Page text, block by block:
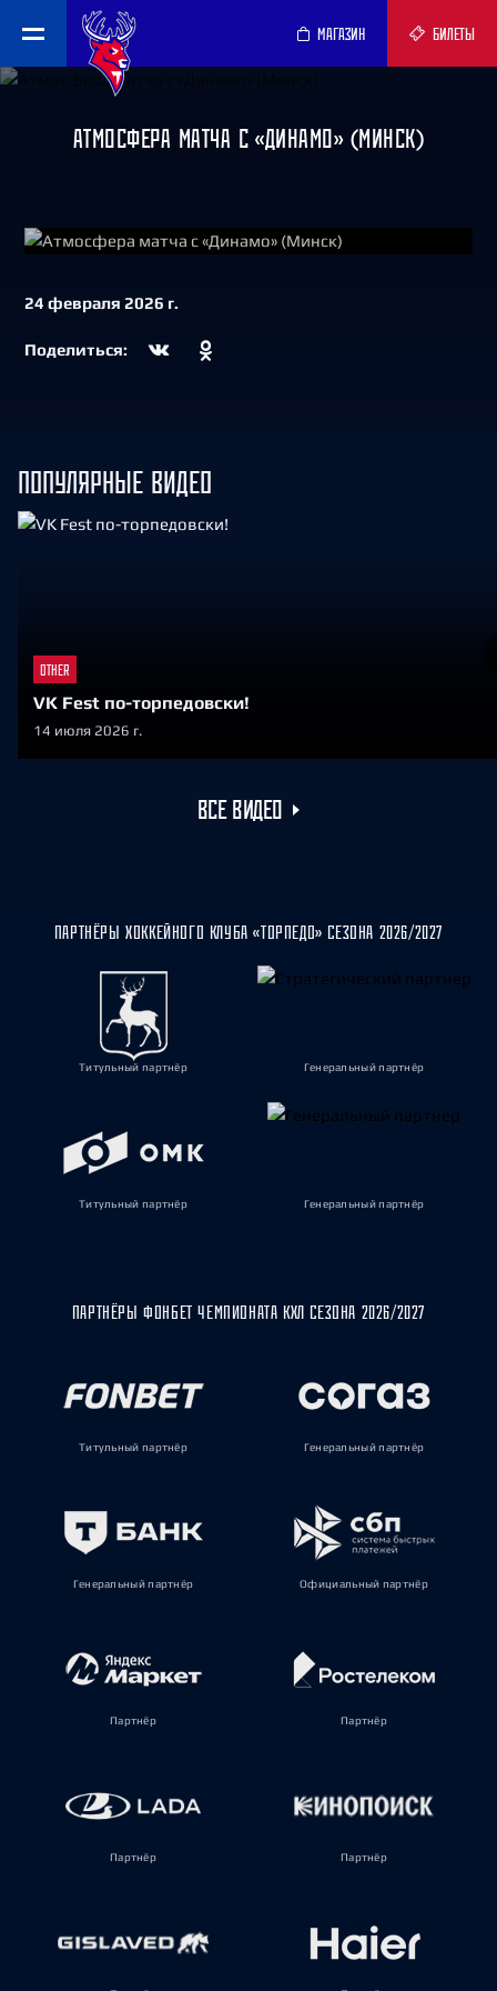
МАГАЗИН БИЛЕТЫ
АТМОСФЕРА МАТЧА С «ДИНАМО» (МИНСК)
24 февраля 2026 г.
Поделиться:
ПОПУЛЯРНЫЕ ВИДЕО
ВСЕ ВИДЕО
OTHER
VK Fest по-торпедовски!
14 июля 2026 г.
ПАРТНЁРЫ ХОККЕЙНОГО КЛУБА «ТОРПЕДО» СЕЗОНА 2026/2027
Титульный партнёр Генеральный партнёр
Титульный партнёр Генеральный партнёр
ПАРТНЁРЫ ФОНБЕТ ЧЕМПИОНАТА КХЛ СЕЗОНА 2026/2027
Титульный партнёр Генеральный партнёр
Генеральный партнёр Официальный партнёр
Партнёр Партнёр
Партнёр Партнёр